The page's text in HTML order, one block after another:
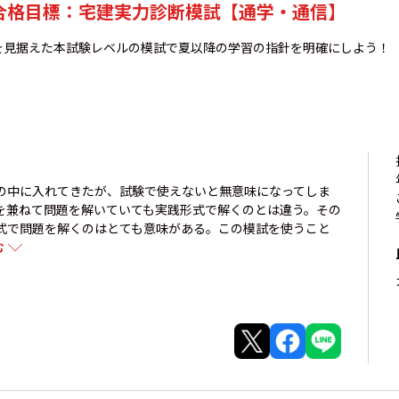
目標：宅建実力診断模試【通学・通信】
据えた本試験レベルの模試で夏以降の学習の指針を明確にしよう！
に入れてきたが、試験で使えないと無意味になってしま
ねて問題を解いていても実践形式で解くのとは違う。その
問題を解くのはとても意味がある。この模試を使うこと